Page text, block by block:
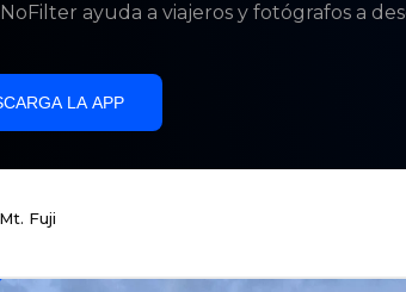
ayuda a viajeros y fotógrafos a
LA APP
Mt. Fuji